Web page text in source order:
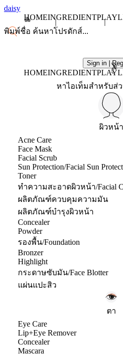
daisy
HOMEINGREDIENT
Sign in |X
HOMEINGREDIENT
หาไอเท็มสำหรับส่
ผิวหน้า
Acne Care
Face Mask
Facial Scrub
Sun Protection/Facial Sun
Toner
ทำความสะอาดผิวหน้า/Facial
ผลิตภัณฑ์ควบคุมความมัน
ผลิตภัณฑ์บำรุงผิวหน้า
Concealer
Powder
รองพื้น/Foundation
Bronzer
Highlight
กระดาษซับมัน/Face Blotter
แผ่นแปะสิว
ตา
Eye Care
Lip+Eye Remover
Concealer
Mascara